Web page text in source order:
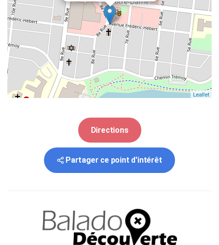
Leaflet
Directions
Partager ce point d'intérêt